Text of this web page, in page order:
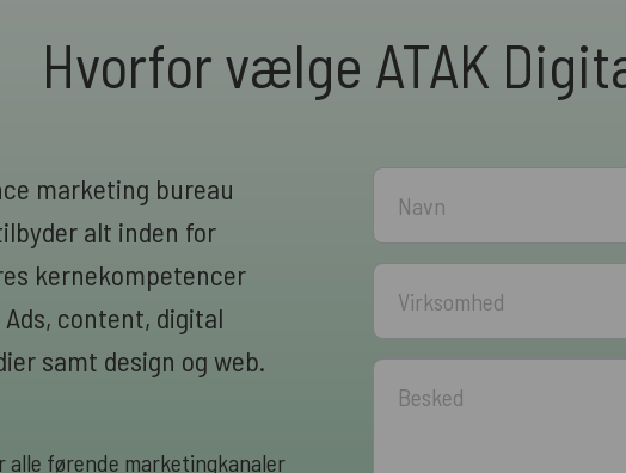
Hvorfor vælge ATAK
marketing bureau
alt inden for
kernekompetencer
content, digital
samt design og web.
alle førende marketingkanaler